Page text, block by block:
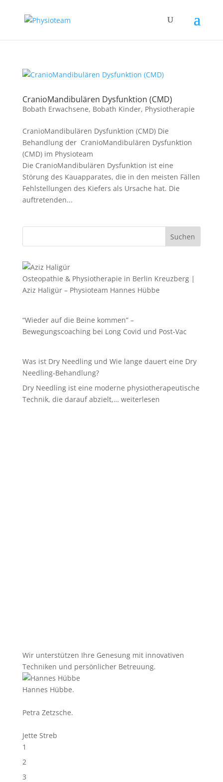
CranioMandibulären Dysfunktion (CMD)
Bobath Erwachsene, Bobath Kinder, Physiotherapie
CranioMandibulären Dysfunktion (CMD) Die
Behandlung der CranioMandibulären Dysfunktion
(CMD) im Physioteam
Die CranioMandibulären Dysfunktion ist eine
Störung des Kauapparates, die in den meisten Fällen
Fehlstellungen des Kiefers als Ursache hat. Die
auftretenden...
Suchen
Osteopathie & Physiotherapie in Berlin Kreuzberg |
Aziz Haligür – Physioteam Hannes Hübbe
“Wieder auf die Beine kommen” –
Bewegungscoaching bei Long Covid und Post-Vac
Was ist Dry Needling und Wie lange dauert eine Dry
Needling-Behandlung?
Dry Needling ist eine moderne physiotherapeutische
Technik, die darauf abzielt,… Was
weiterlesen
Wir unterstützen Ihre Genesung mit innovativen
Techniken und persönlicher Betreuung.
Hannes Hübbe.
Petra Zetzsche.
Jette Streb
1
2
3